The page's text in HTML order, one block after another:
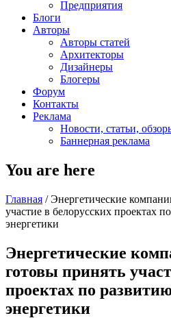
Предприятия
Блоги
Авторы
Авторы статей
Архитекторы
Дизайнеры
Блогеры
Форум
Контакты
Реклама
Новости, статьи,
Баннерная реклама
You are here
Главная / Энергетические
участие в белорусских проектах
энергетики
Энергетические
готовы принять
проектах по
энергетики